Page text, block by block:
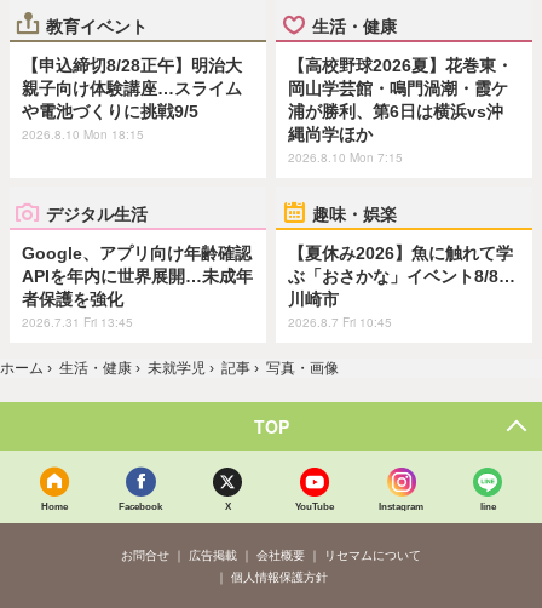
教育イベント
【申込締切8/28正午】明治大
親子向け体験講座…スライム
や電池づくりに挑戦9/5
2026.8.10 Mon 18:15
生活・健康
【高校野球2026夏】花巻東・
岡山学芸館・鳴門渦潮・霞ケ
浦が勝利、第6日は横浜vs沖
縄尚学ほか
2026.8.10 Mon 7:15
デジタル生活
Google、アプリ向け年齢確認
APIを年内に世界展開…未成年
者保護を強化
2026.7.31 Fri 13:45
趣味・娯楽
【夏休み2026】魚に触れて学
ぶ「おさかな」イベント8/8…
川崎市
2026.8.7 Fri 10:45
ホーム › 生活・健康 › 未就学児 › 記事 › 写真・画像
TOP
Home Facebook X YouTube Instagram line
お問合せ 広告掲載 会社概要
リセマムについて
個人情報保護方針